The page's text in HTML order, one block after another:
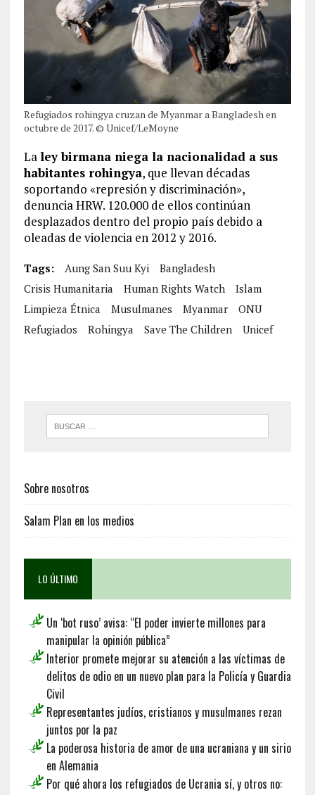
Refugiados rohingya cruzan de Myanmar a Bangladesh en
octubre de 2017. © Unicef/LeMoyne
Laley birmana niega la nacionalidad a sus
habitantes rohingya, que llevan décadas
soportando «represión y discriminación»,
denuncia HRW. 120.000 de ellos continúan
desplazados dentro del propio país debido a
oleadas de violencia en 2012 y 2016.
Tags: Aung San Suu Kyi
Bangladesh
Crisis Humanitaria
Human Rights Watch
Islam
Limpieza Étnica
Musulmanes Myanmar
ONU
Refugiados
Rohingya Save The Children Unicef
Sobre nosotros
Salam Plan en los medios
LO ÚLTIMO
Un ‘bot ruso’ avisa: “El poder invierte millones para
manipular la opinión pública”
Interior promete mejorar su atención a las víctimas de
delitos de odio en un nuevo plan para la Policía y Guardia
Civil
Representantes judíos, cristianos y musulmanes rezan
juntos por la paz
La poderosa historia de amor de una ucraniana y un sirio
en Alemania
Por qué ahora los refugiados de Ucrania sí, y otros no: